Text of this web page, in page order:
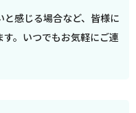
感じる場合など、皆様に
。いつでもお気軽にご連